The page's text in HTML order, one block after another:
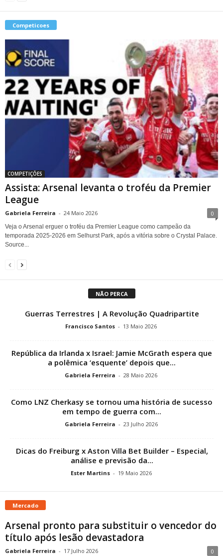
Competicoes
COMPETIÇÕES
Assista: Arsenal levanta o troféu da Premier
League
Gabriela Ferreira - 24 Maio 2026 0
Veja o Arsenal erguer o troféu da Premier League como campeão da
temporada 2025-2026 em Selhurst Park, após a vitória sobre o Crystal Palace.
Source...
NÃO PERCA
Guerras Terrestres | A Revolução Quadripartite
Francisco Santos - 13 Maio 2026
República da Irlanda x Israel: Jamie McGrath espera que
a polêmica ‘esquente’ depois que...
Gabriela Ferreira - 28 Maio 2026
Como LNZ Cherkasy se tornou uma história de sucesso
em tempo de guerra com...
Gabriela Ferreira - 23 Julho 2026
Dicas do Freiburg x Aston Villa Bet Builder – Especial,
análise e previsão da...
Ester Martins - 19 Maio 2026
Mercado
Arsenal pronto para substituir o vencedor do
título após lesão devastadora
Gabriela Ferreira - 17 Julho 2026 0